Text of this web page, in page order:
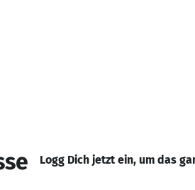
Logg Dich jetzt ein, um das